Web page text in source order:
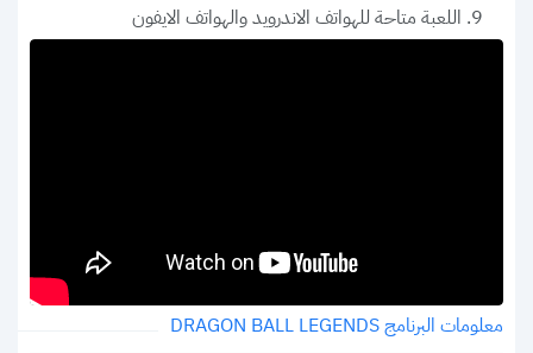
اللعبة متاحة للهواتف الاندرويد والهواتف الايفون
معلومات البرنامج DRAGON BALL LEGENDS